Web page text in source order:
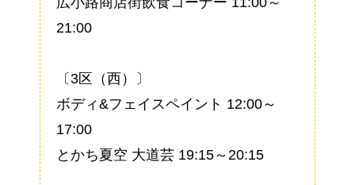
21:00
〔3区（西）〕
ボディ&フェイスペイント 12:00～
17:00
とかち夏空 大道芸 19:15～20:15